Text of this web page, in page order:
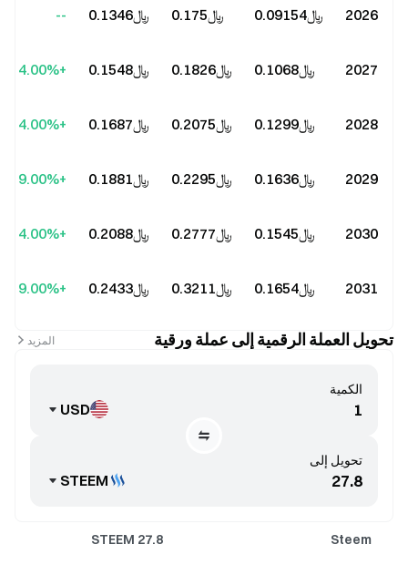
2026 ﷼‎0.09154 ﷼‎0.175 ﷼‎0.1346 --
2027 ﷼‎0.1068 ﷼‎0.1826 ﷼‎0.1548 +14.00%
2028 ﷼‎0.1299 ﷼‎0.2075 ﷼‎0.1687 +24.00%
2029 ﷼‎0.1636 ﷼‎0.2295 ﷼‎0.1881 +39.00%
2030 ﷼‎0.1545 ﷼‎0.2777 ﷼‎0.2088 +54.00%
2031 ﷼‎0.1654 ﷼‎0.3211 ﷼‎0.2433 +79.00%
تحويل العملة الرقمية إلى عملة ورقية المزيد
تحويل إلى
STEEM
الكمية
USD
Steem
27.8
STEEM